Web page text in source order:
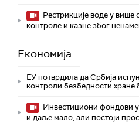
Рестрикције воде у
контроле и казне због
Економија
ЕУ потврдила да Србија
контроли безбедности
Инвестициони фондови
и даље мало, али постоји